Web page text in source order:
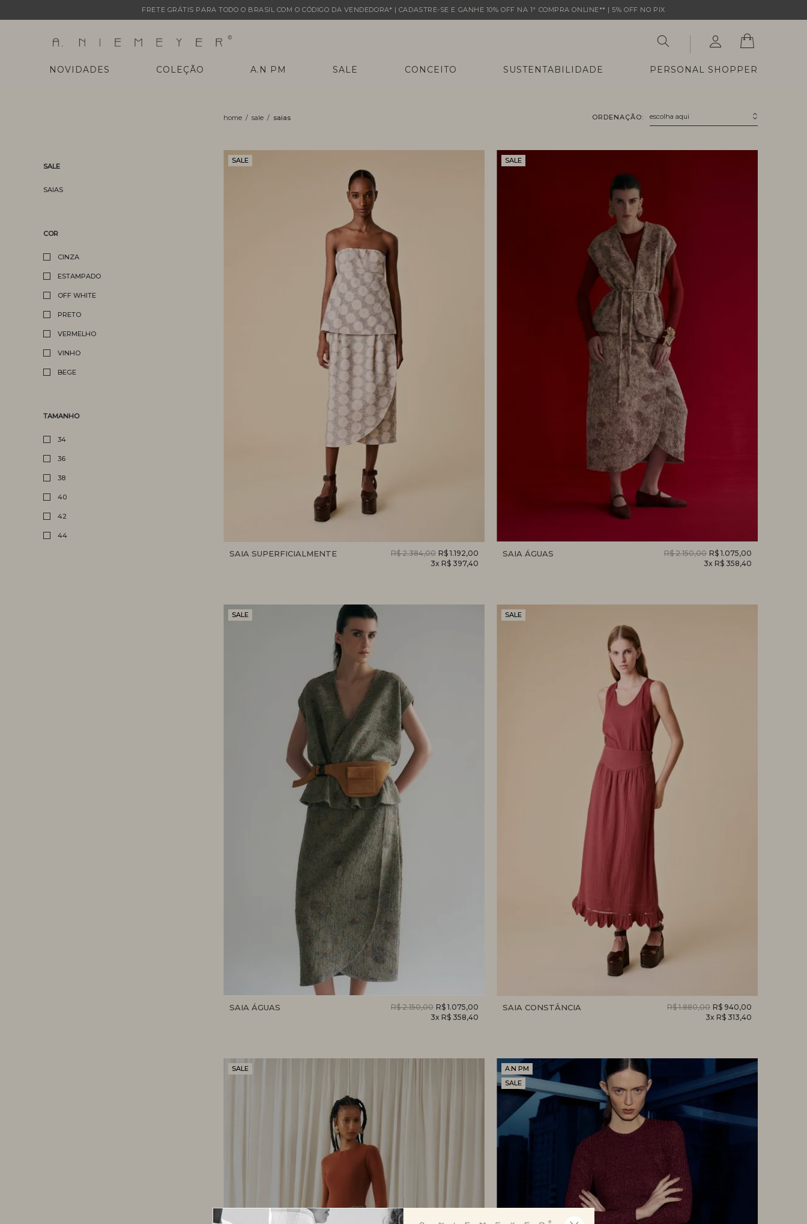
FRETE GRÁTIS PARA TODO O BRASIL COM O CÓDIGO DA VENDEDORA* | CADASTRE-SE E GANHE 10% OFF NA 1ª COMPRA ONLINE** | 5% OFF NO PIX
NOVIDADES COLEÇÃO A.N PM SALE CONCEITO SUSTENTABILIDADE PERSONAL SHOPPER
SALE
SAIAS
COR
CINZA
ESTAMPADO
OFF WHITE
PRETO
VERMELHO
VINHO
BEGE
TAMANHO
34
36
38
40
42
44
sale saias ORDENAÇÃO: escolha aqui
SALE
SAIA SUPERFICIALMENTE R$ 2.384,00 R$ 1.192,00
3x R$ 397,40
SALE
SAIA ÁGUAS R$ 2.150,00 R$ 1.075,00
3x R$ 358,40
SALE
SAIA ÁGUAS R$ 2.150,00 R$ 1.075,00
3x R$ 358,40
SALE
SAIA CONSTÂNCIA R$ 1.880,00 R$ 940,00
3x R$ 313,40
SALE
A.N PM
SALE